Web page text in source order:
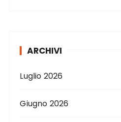
ARCHIVI
Luglio 2026
Giugno 2026